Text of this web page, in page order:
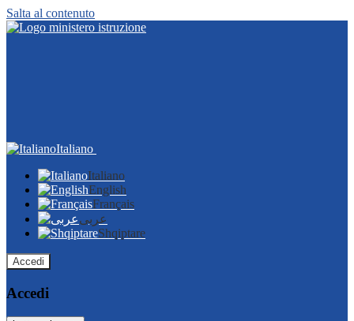
Salta al contenuto
Italiano
Italiano
English
Français
عربى
Shqiptare
Accedi
Accedi